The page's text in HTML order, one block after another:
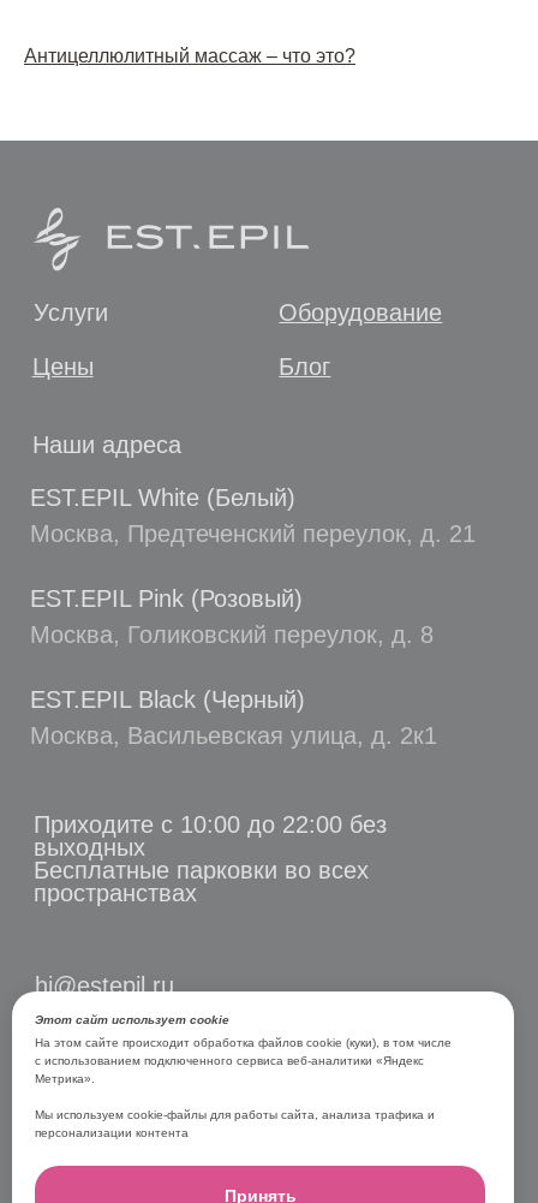
Антицеллюлитный массаж – что это?
Этот сайт использует cookie
На этом сайте происходит обработка файлов cookie (куки), в том числе
с использованием подключенного сервиса веб-аналитики «Яндекс
Метрика».
Мы используем cookie-файлы для работы сайта, анализа трафика и
персонализации контента
Принять